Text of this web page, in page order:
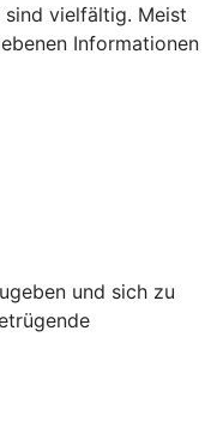
sind vielfältig. Meist
Informationen
und sich zu